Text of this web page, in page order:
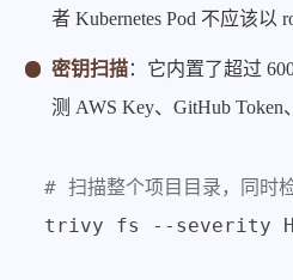
者 Kubernetes Pod 不应该以
密钥扫描：它内置了超过
测 AWS Key、GitHub Token
# 扫描整个项目目录，同时